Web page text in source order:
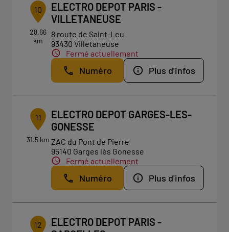
10
28.66
km
ELECTRO DEPOT PARIS -
VILLETANEUSE
8 route de Saint-Leu
93430 Villetaneuse
Fermé actuellement
Numéro Plus d'infos
11
31.5 km
ELECTRO DEPOT GARGES-LES-
GONESSE
ZAC du Pont de Pierre
95140 Garges lès Gonesse
Fermé actuellement
Numéro Plus d'infos
12
ELECTRO DEPOT PARIS -